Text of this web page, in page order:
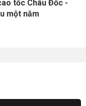
tốc Châu Đốc -
một năm